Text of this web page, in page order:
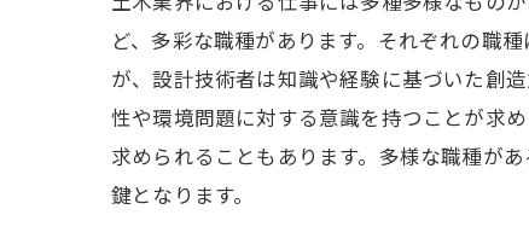
ど、多彩な職種があります。それぞれの職
が、設計技術者は知識や経験に基づいた創
性や環境問題に対する意識を持つことが求
求められることもあります。多様な職種が
鍵となります。